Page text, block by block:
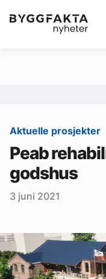
Kategorier
Redaksjonen
Om Byggfakta
Annonsere
Abonnere
Tips oss
Aktuelle prosjekter
Peab
godshus
3 juni 2021